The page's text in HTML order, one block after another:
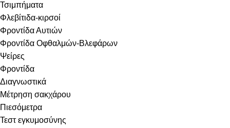
Τσιμπήματα
Φλεβίτιδα-κιρσοί
Φροντίδα Αυτιών
Φροντίδα Οφθαλμών-Βλεφάρων
Ψείρες
Φροντίδα
Διαγνωστικά
Μέτρηση σακχάρου
Πιεσόμετρα
Τεστ εγκυμοσύνης